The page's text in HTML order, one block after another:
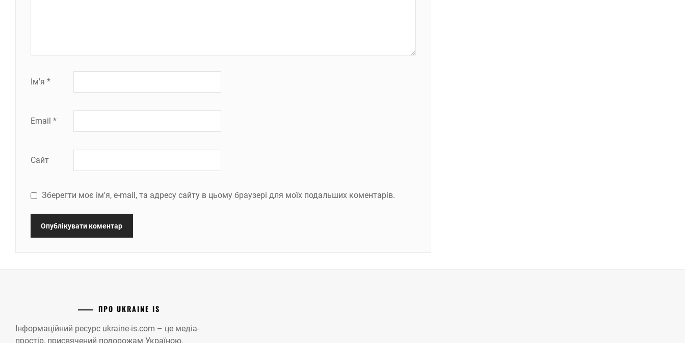
Ім'я *
Email *
Сайт
Зберегти моє ім'я, e-mail, та адресу сайту в цьому браузері для моїх подальших коментарів.
ПРО UKRAINE IS
Інформаційний ресурс ukraine-is.com – це медіа-
простір, присвячений подорожам Україною.